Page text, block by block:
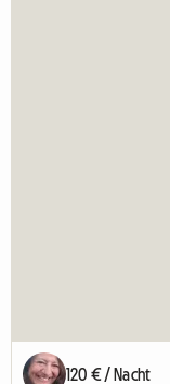
120 € / Nacht